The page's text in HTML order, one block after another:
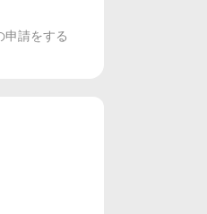
申請をする